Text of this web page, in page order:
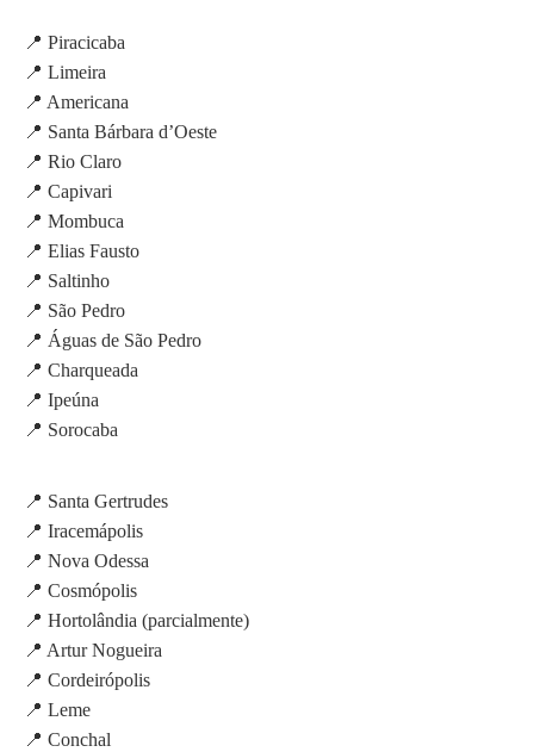
📍 Piracicaba
📍 Limeira
📍 Americana
📍 Santa Bárbara d’Oeste
📍 Rio Claro
📍 Capivari
📍 Mombuca
📍 Elias Fausto
📍 Saltinho
📍 São Pedro
📍 Águas de São Pedro
📍 Charqueada
📍 Ipeúna
📍 Sorocaba
📍 Santa Gertrudes
📍 Iracemápolis
📍 Nova Odessa
📍 Cosmópolis
📍 Hortolândia (parcialmente)
📍 Artur Nogueira
📍 Cordeirópolis
📍 Leme
📍 Conchal